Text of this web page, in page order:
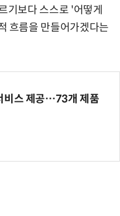
기보다 스스로 '어떻게
흐름을 만들어가겠다는
비스 제공…73개 제품